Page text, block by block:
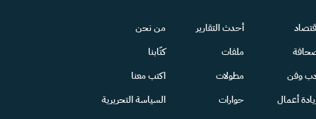
وفن
أعمال
أحدث التقارير
ملفات
مطولات
حوارات
من نحن
كتّابنا
اكتب معنا
السياسة التحريرية